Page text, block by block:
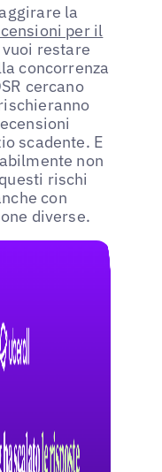
la
per il
vuoi restare
concorrenza
cercano
scadente. E
non
rischi
con
diverse.